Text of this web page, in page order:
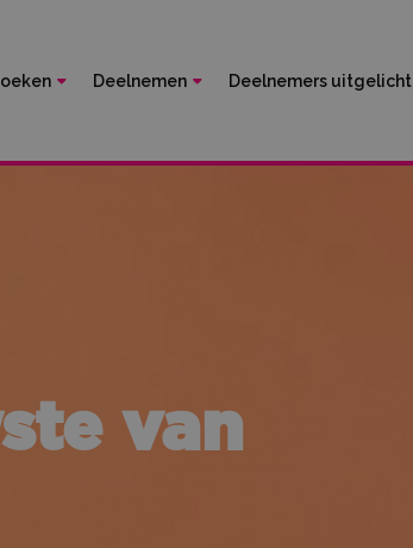
Deelnemen Deelnemers uitgelicht
van